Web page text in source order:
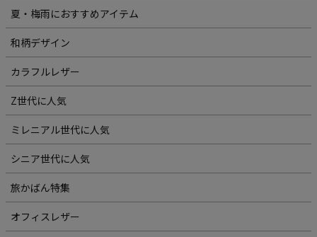
夏・梅雨におすすめアイテム
和柄デザイン
カラフルレザー
Z世代に人気
ミレニアル世代に人気
シニア世代に人気
旅かばん特集
オフィスレザー